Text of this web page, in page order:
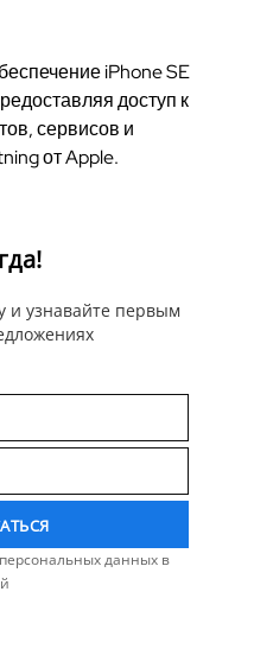
iPhone SE
доступ к
сервисов и
от Apple.
и узнавайте первым
данных в